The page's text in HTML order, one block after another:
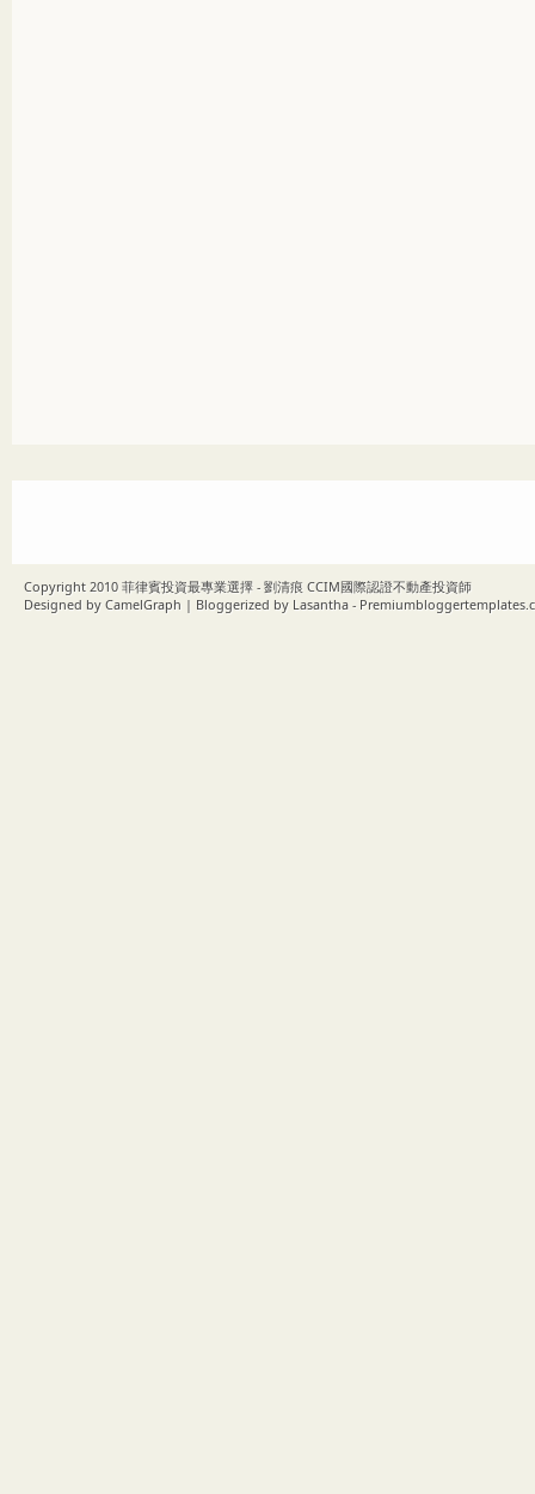
Copyright 2010 菲律賓投資最專業選擇 - 劉清痕 CCIM國際認證不動產投資師
Designed by CamelGraph | Bloggerized by Lasantha -